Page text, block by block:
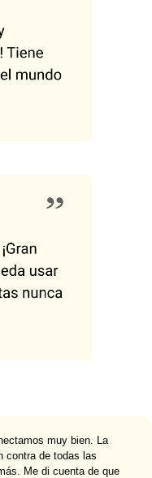
muy bien. La
contra de todas las
Me di cuenta de que